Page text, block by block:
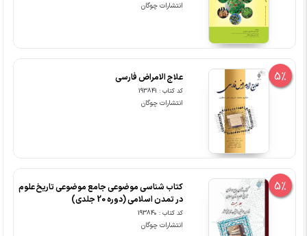
انتشارات چوگان
5% علاج الامراض فارسی
کد کتاب : 193841
انتشارات چوگان
5%
کتاب شناسی موضوعی جامع موضوعی تاریخ علوم
در تمدن اسلامی (دوره 20 جلدی)
کد کتاب : 193840
انتشارات چوگان